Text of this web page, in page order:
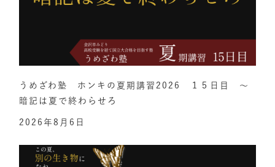
うめざわ塾 ホンキの夏期講習2026 １５日目 ～
暗記は夏で終わらせろ
2026年8月6日